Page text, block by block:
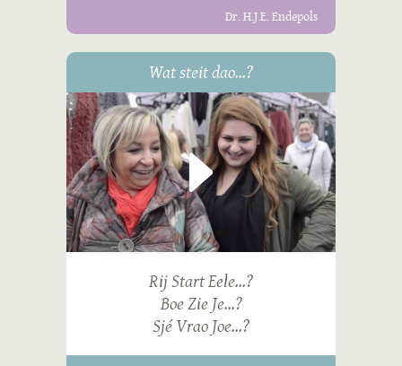
Dr. H.J.E. Endepols
Wat steit dao...?
Rij Start Eele...?
Boe Zie Je...?
Sjé Vrao Joe...?